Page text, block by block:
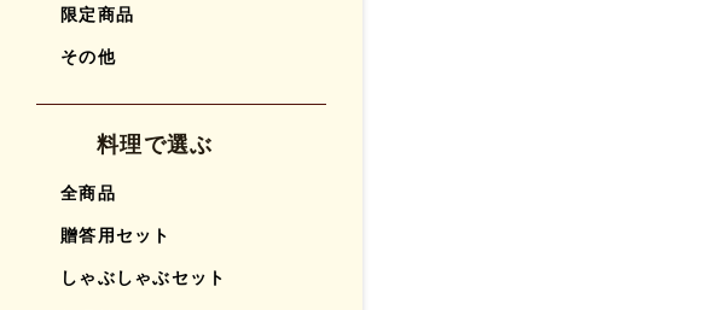
限定商品
その他
料理で選ぶ
全商品
贈答用セット
しゃぶしゃぶセット